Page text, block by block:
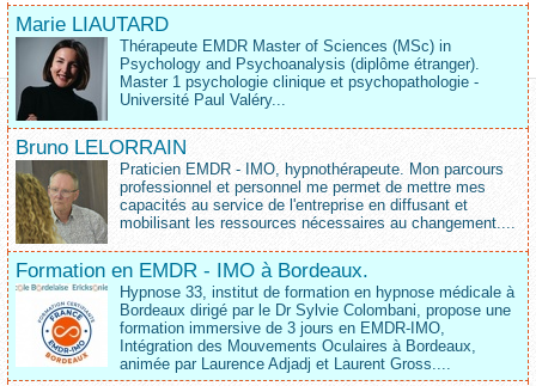
Marie LIAUTARD
Thérapeute EMDR Master of Sciences (MSc) in
Psychology and Psychoanalysis (diplôme étranger).
Master 1 psychologie clinique et psychopathologie -
Université Paul Valéry...
Bruno LELORRAIN
Praticien EMDR - IMO, hypnothérapeute. Mon parcours
professionnel et personnel me permet de mettre mes
capacités au service de l'entreprise en diffusant et
mobilisant les ressources nécessaires au changement....
Formation en EMDR - IMO à Bordeaux.
Hypnose 33, institut de formation en hypnose médicale à
Bordeaux dirigé par le Dr Sylvie Colombani, propose une
formation immersive de 3 jours en EMDR-IMO,
Intégration des Mouvements Oculaires à Bordeaux,
animée par Laurence Adjadj et Laurent Gross....